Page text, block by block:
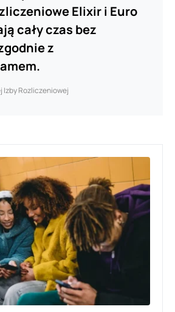
Elixir i Euro
cały czas bez
z
Izby Rozliczeniowej